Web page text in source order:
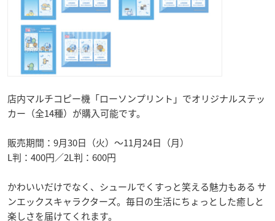
店内マルチコピー機「ローソンプリント」でオリジナルステッ
カー（全14種）が購入可能です。
販売期間：9月30日（火）～11月24日（月）
L判：400円／2L判：600円
かわいいだけでなく、シュールでくすっと笑える魅力もある サ
ンエックスキャラクターズ。毎日の生活にちょっとした癒しと
楽しさを届けてくれます。